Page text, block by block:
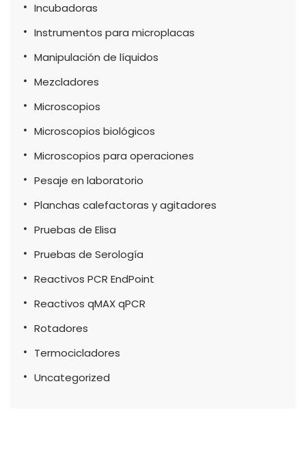
Incubadoras
Instrumentos para microplacas
Manipulación de líquidos
Mezcladores
Microscopios
Microscopios biológicos
Microscopios para operaciones
Pesaje en laboratorio
Planchas calefactoras y agitadores
Pruebas de Elisa
Pruebas de Serología
Reactivos PCR EndPoint
Reactivos qMAX qPCR
Rotadores
Termocicladores
Uncategorized